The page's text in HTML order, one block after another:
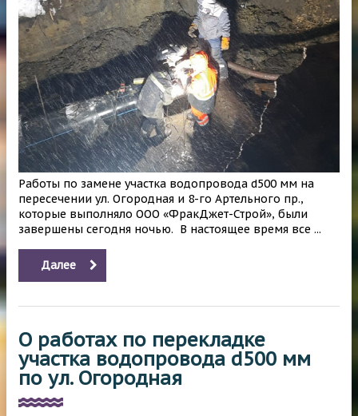
Работы по замене участка водопровода d500 мм на
пересечении ул. Огородная и 8-го Артельного пр.,
которые выполняло ООО «ФракДжет-Строй», были
завершены сегодня ночью. В настоящее время все ...
Далее
О работах по перекладке
участка водопровода d500 мм
по ул. Огородная